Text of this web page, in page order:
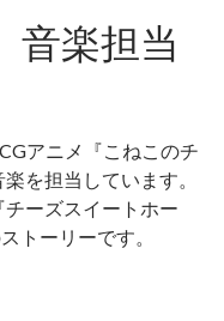
音楽担当
アニメ『こねこのチ
を担当しています。
ーズスイートホー
トーリーです。